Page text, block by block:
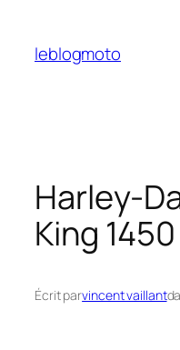
contenu
leblogmoto
Harley-
King
Écrit parvincent vaillant